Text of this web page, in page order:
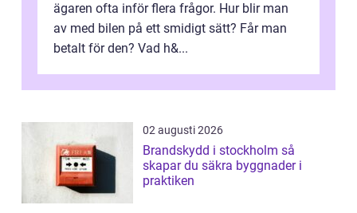
ägaren ofta inför flera frågor. Hur blir man
av med bilen på ett smidigt sätt? Får man
betalt för den? Vad h&...
02 augusti 2026
Brandskydd i stockholm så
skapar du säkra byggnader i
praktiken